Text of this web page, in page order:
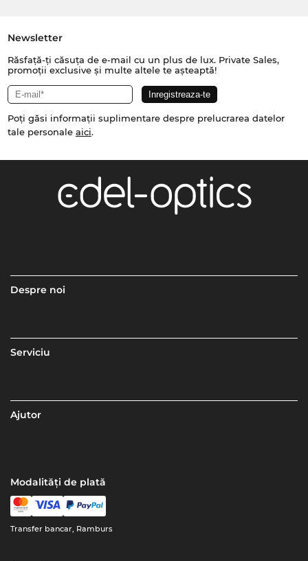
Newsletter
Răsfață-ți căsuța de e-mail cu un plus de lux. Private Sales,
promoții exclusive și multe altele te așteaptă!
Poți găsi informații suplimentare despre prelucrarea datelor
tale personale aici.
Despre noi
Serviciu
Ajutor
Modalități de plată
Transfer bancar, Ramburs